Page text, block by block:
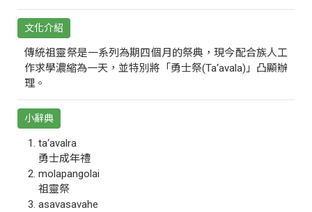
文化介紹
傳統祖靈祭是一系列為期四個月的祭典，現今配合族人工
作求學濃縮為一天，並特別將「勇士祭(Ta‘avala)」凸顯辦
理。
小辭典
ta‘avalra
勇士成年禮
molapangolai
祖靈祭
asavasavahe